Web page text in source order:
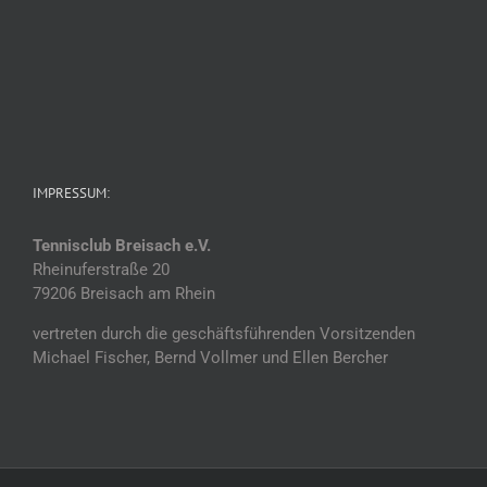
IMPRESSUM:
Tennisclub Breisach e.V.
Rheinuferstraße 20
79206 Breisach am Rhein
vertreten durch die geschäftsführenden Vorsitzenden
Michael Fischer, Bernd Vollmer und Ellen Bercher